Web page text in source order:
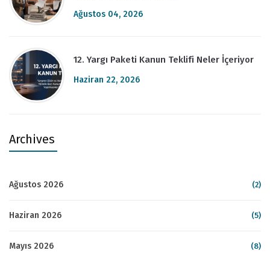
Ağustos 04, 2026
12. Yargı Paketi Kanun Teklifi Neler İçeriyor
Haziran 22, 2026
Archives
Ağustos 2026 (2)
Haziran 2026 (5)
Mayıs 2026 (8)